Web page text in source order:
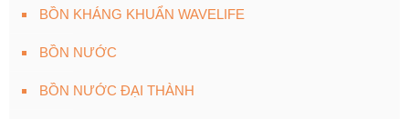
BỒN KHÁNG KHUẨN WAVELIFE
BỒN NƯỚC
BỒN NƯỚC ĐẠI THÀNH